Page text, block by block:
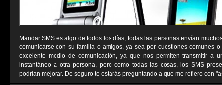
Mandar SMS es algo de todos los días, todas las personas envían
comunicarse con su familia o amigos, ya sea por cuestiones comunes
excelente medio de comunicación, ya que nos permiten transmitir a
instantáneo a otra persona, pero como todas las cosas, los SMS
podrían mejorar. De seguro te estarás preguntando a que me refiero con